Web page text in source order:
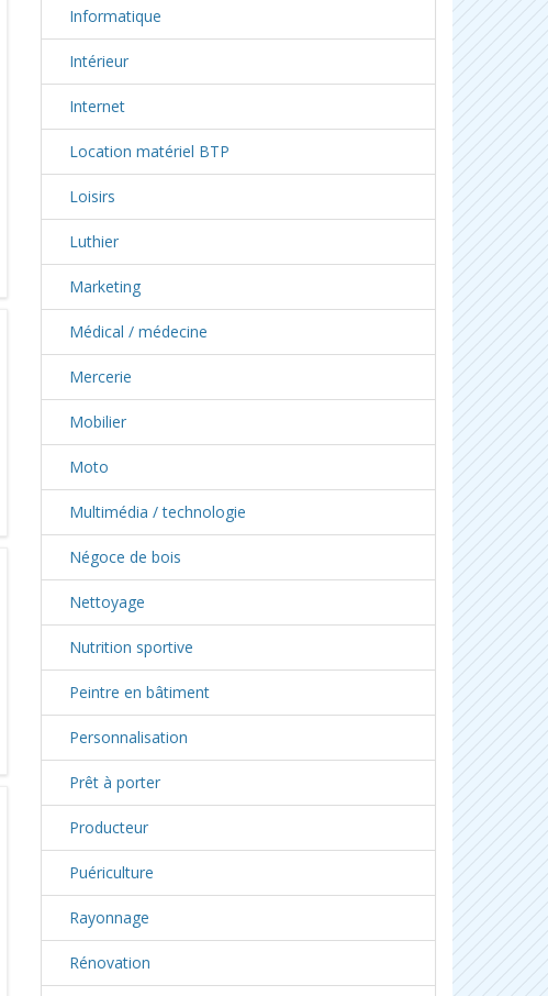
Informatique
Intérieur
Internet
Location matériel BTP
Loisirs
Luthier
Marketing
Médical / médecine
Mercerie
Mobilier
Moto
Multimédia / technologie
Négoce de bois
Nettoyage
Nutrition sportive
Peintre en bâtiment
Personnalisation
Prêt à porter
Producteur
Puériculture
Rayonnage
Rénovation